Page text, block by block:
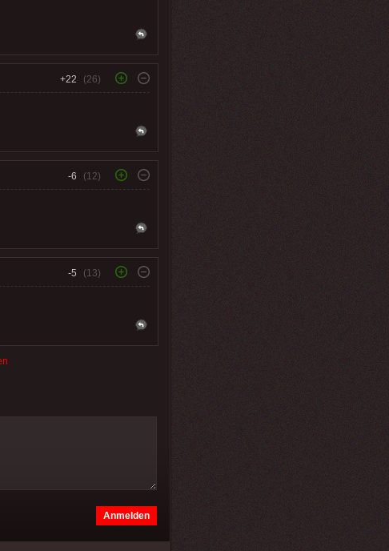
+22 (26)
-6 (12)
-5 (13)